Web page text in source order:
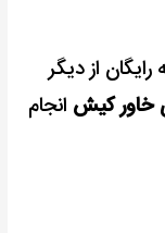
رایگان از دیگر
خاور کیش انجام